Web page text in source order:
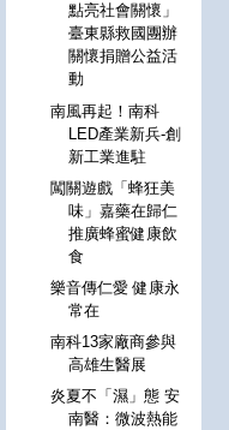
點亮社會關懷」
臺東縣救國團辦
關懷捐贈公益活
動
南風再起！南科
LED產業新兵-創
新工業進駐
闖關遊戲「蜂狂美
味」嘉藥在歸仁
推廣蜂蜜健康飲
食
樂音傳仁愛 健康永
常在
南科13家廠商參與
高雄生醫展
炎夏不「濕」態 安
南醫：微波熱能